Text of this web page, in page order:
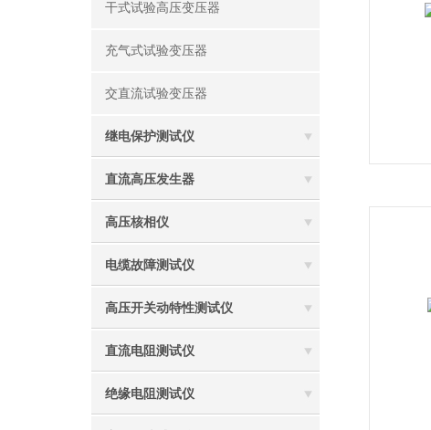
干式试验高压变压器
充气式试验变压器
交直流试验变压器
继电保护测试仪
直流高压发生器
高压核相仪
电缆故障测试仪
高压开关动特性测试仪
直流电阻测试仪
绝缘电阻测试仪